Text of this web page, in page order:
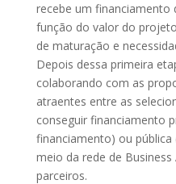
recebe um financiamento
função do valor do
de maturação e
Depois dessa primeira
colaborando com as
atraentes entre as
conseguir financiamento
financiamento) ou
meio da rede de
parceiros.